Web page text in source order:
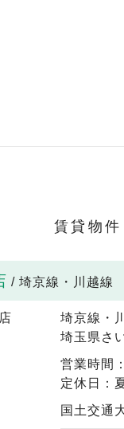
賃貸物
/ 埼京線・川越線
埼京線・
埼玉県さ
営業時間
定休日：
国土交通